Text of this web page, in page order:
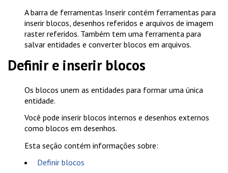
A barra de ferramentas Inserir contém ferramentas para
inserir blocos, desenhos referidos e arquivos de imagem
raster referidos. Também tem uma ferramenta para
salvar entidades e converter blocos em arquivos.
Definir e inserir blocos
Os blocos unem as entidades para formar uma única
entidade.
Você pode inserir blocos internos e desenhos externos
como blocos em desenhos.
Esta seção contém informações sobre:
Definir blocos